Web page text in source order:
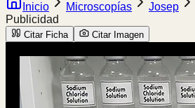
Inicio Microscopías Josep
Publicidad
Citar Ficha Citar Imagen